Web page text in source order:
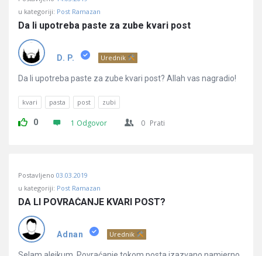
u kategoriji: Post Ramazan
Da li upotreba paste za zube kvari post
D. P. Urednik
Da li upotreba paste za zube kvari post? Allah vas nagradio!
kvari pasta post zubi
0 1 Odgovor 0 Prati
Postavljeno 03.03.2019
u kategoriji: Post Ramazan
DA LI POVRAĆANJE KVARI POST?
Adnan Urednik